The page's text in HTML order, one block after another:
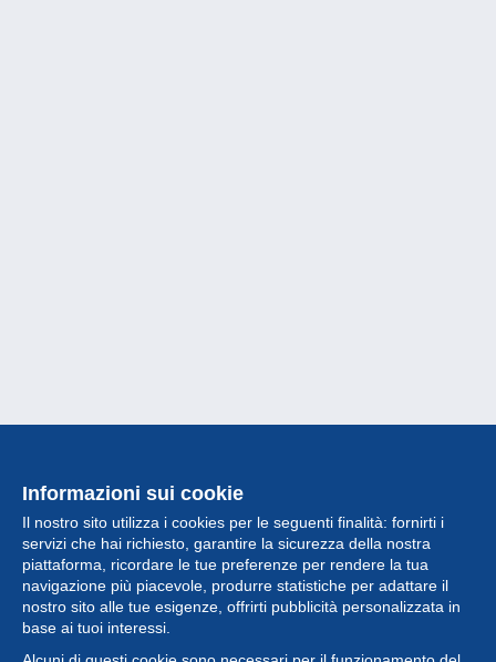
Informazioni sui cookie
Il nostro sito utilizza i cookies per le seguenti finalità: fornirti i
servizi che hai richiesto, garantire la sicurezza della nostra
piattaforma, ricordare le tue preferenze per rendere la tua
navigazione più piacevole, produrre statistiche per adattare il
nostro sito alle tue esigenze, offrirti pubblicità personalizzata in
base ai tuoi interessi.
Collezione